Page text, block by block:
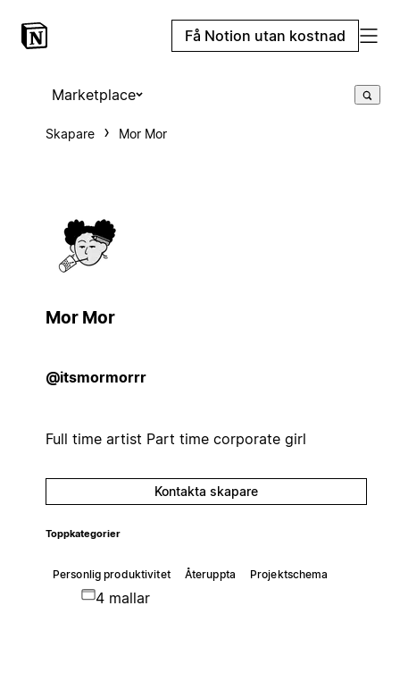
Få Notion utan kostnad
Marketplace
Skapare Mor Mor
Mor Mor
@itsmormorrr
Full time artist Part time corporate girl
Kontakta skapare
Toppkategorier
Personlig produktivitet Återuppta Projektschema
4 mallar